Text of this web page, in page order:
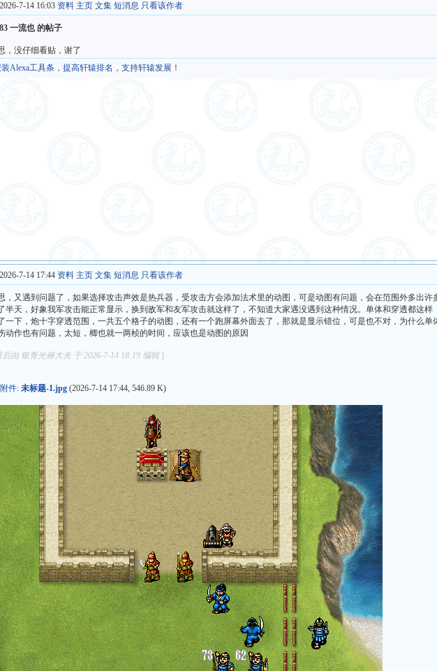
7-14 16:03 资料 主页 文集 短消息 只看该作者
一流也 的帖子
，没仔细看贴，谢了
Alexa工具条，提高轩辕排名，支持轩辕发展！
7-14 17:44 资料 主页 文集 短消息 只看该作者
，又遇到问题了，如果选择攻击声效是热兵器，受攻击方会添加法术里的动图，可是动图有问题，会在范围外多出许
半天，好象我军攻击能正常显示，换到敌军和友军攻击就这样了，不知道大家遇没遇到这种情况。单体和穿透都这样
一下，炮十字穿透范围，一共五个格子的动图，还有一个跑屏幕外面去了，那就是显示错位，可是也不对，为什么
动作也有问题，太短，楖也就一两桢的时间，应该也是动图的原因
后由 银青光禄大夫 于 2026-7-14 18:19 编辑 ]
件: 未标题-1.jpg(2026-7-14 17:44, 546.89 K)